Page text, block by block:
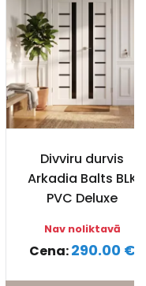
Divviru durvis
Arkadia Balts BLK
PVC Deluxe
Nav noliktavā
Cena:290.00 €